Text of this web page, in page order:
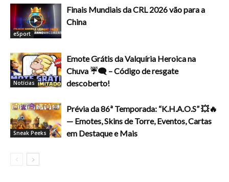
eSport
Finais Mundiais da CRL 2026 vão para a
China
Notícias
Emote Grátis da Valquíria Heroica na
Chuva ☔🗨️ – Código de resgate
descoberto!
Sneak Peeks
Prévia da 86ª Temporada: “K.H.A.O.S” 💥🔥
— Emotes, Skins de Torre, Eventos, Cartas
em Destaque e Mais